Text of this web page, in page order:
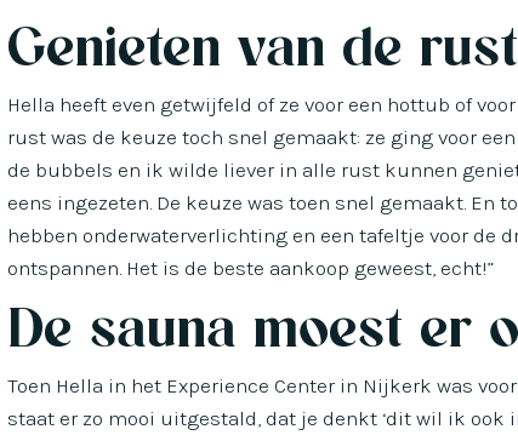
Genieten van de
Hella heeft even getwijfeld of ze voor een hottub of
rust was de keuze toch snel gemaakt: ze ging voor
de bubbels en ik wilde liever in alle rust kunnen
eens ingezeten. De keuze was toen snel gemaakt. En
hebben onderwaterverlichting en een tafeltje voor de
ontspannen. Het is de beste aankoop geweest, echt!”
De sauna moest er
Toen Hella in het Experience Center in Nijkerk was
staat er zo mooi uitgestald, dat je denkt ‘dit wil ik ook